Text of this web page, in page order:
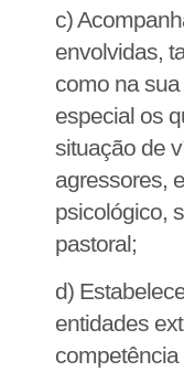
c)
envolvidas,
como na
especial os
situação de
agressores,
psicológico,
pastoral;
d)
entidades